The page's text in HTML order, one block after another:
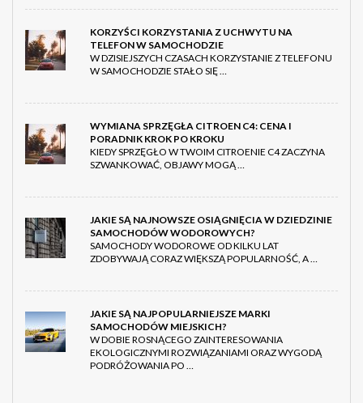
KORZYŚCI KORZYSTANIA Z UCHWYTU NA
TELEFON W SAMOCHODZIE
W DZISIEJSZYCH CZASACH KORZYSTANIE Z TELEFONU
W SAMOCHODZIE STAŁO SIĘ …
WYMIANA SPRZĘGŁA CITROEN C4: CENA I
PORADNIK KROK PO KROKU
KIEDY SPRZĘGŁO W TWOIM CITROENIE C4 ZACZYNA
SZWANKOWAĆ, OBJAWY MOGĄ …
JAKIE SĄ NAJNOWSZE OSIĄGNIĘCIA W DZIEDZINIE
SAMOCHODÓW WODOROWYCH?
SAMOCHODY WODOROWE OD KILKU LAT
ZDOBYWAJĄ CORAZ WIĘKSZĄ POPULARNOŚĆ, A …
JAKIE SĄ NAJPOPULARNIEJSZE MARKI
SAMOCHODÓW MIEJSKICH?
W DOBIE ROSNĄCEGO ZAINTERESOWANIA
EKOLOGICZNYMI ROZWIĄZANIAMI ORAZ WYGODĄ
PODRÓŻOWANIA PO …